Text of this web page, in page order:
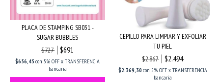
PLACA DE STAMPING SB031 -
SUGAR BUBBLES
$727
$691
$656,45 con 5% OFF x TRANSFERENCIA
bancaria
CEPILLO PARA LIMPIAR Y EXFOLIAR
TU PIEL
$2.867
$2.494
$2.369,30con 5% OFF x TRANSFERENCIA
bancaria